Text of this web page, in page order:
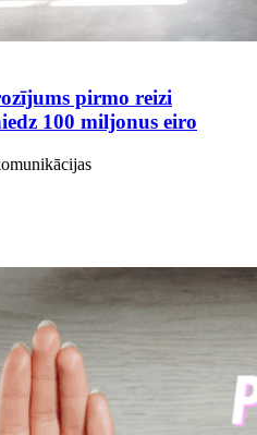
pirmo reizi
100 miljonus eiro